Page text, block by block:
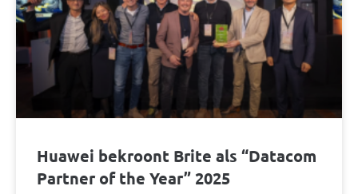
Huawei bekroont Brite als “Datacom
Partner of the Year” 2025